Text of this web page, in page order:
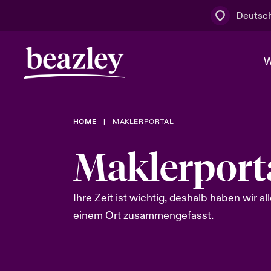
Mit uns
Cyber-
HOME MAKLERPORTAL
Ihre Zeit ist wichtig, deshalb haben wir
einem Ort zusammengefasst.